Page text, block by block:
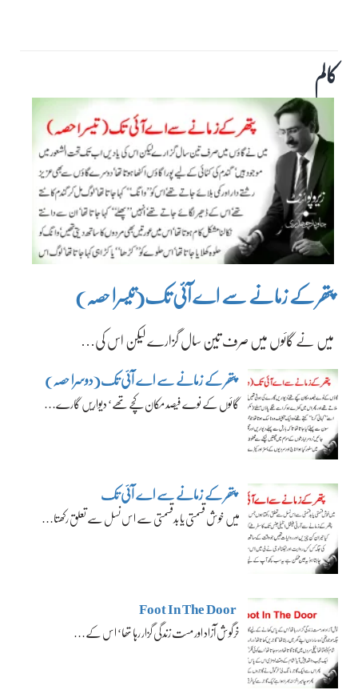
کالم
پتھر کے زمانے سے اے آئی تک(تیسرا حصہ)
میں نے گائوں میں صرف تین سال گزارے لیکن اس کی…
پتھر کے زمانے سے اے آئی تک(دوسرا حصہ)
گائوں کے نوے فیصد مکان کچے تھے‘ دیواریں گارے…
پتھر کے زمانے سے اے آئی تک
میں خوش قسمتی یا بدقسمتی سے اس نسل سے تعلق رکھتا…
Foot In The Door
خرگوش آزاد اور مست زندگی گزار رہا تھا‘ اس کے…